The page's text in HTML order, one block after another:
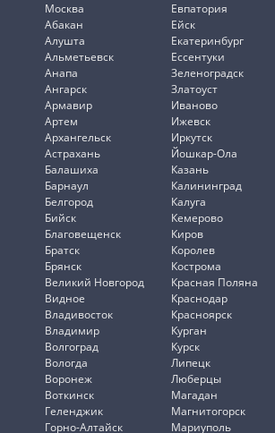
Москва
Абакан
Алушта
Альметьевск
Анапа
Ангарск
Армавир
Артем
Архангельск
Астрахань
Балашиха
Барнаул
Белгород
Бийск
Благовещенск
Братск
Брянск
Великий Новгород
Видное
Владивосток
Владимир
Волгоград
Вологда
Воронеж
Воткинск
Геленджик
Горно-Алтайск
Евпатория
Ейск
Екатеринбург
Ессентуки
Зеленоградск
Златоуст
Иваново
Ижевск
Иркутск
Йошкар-Ола
Казань
Калининград
Калуга
Кемерово
Киров
Королев
Кострома
Красная Поляна
Краснодар
Красноярск
Курган
Курск
Липецк
Люберцы
Магадан
Магнитогорск
Мариуполь